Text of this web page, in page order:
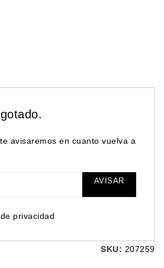
avisaremos en cuanto vuelva a
AVISAR
privacidad
SKU: 207259